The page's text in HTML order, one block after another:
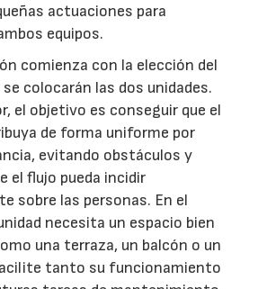
actuaciones para
equipos.
comienza con la elección del
colocarán las dos unidades.
el objetivo es conseguir que el
de forma uniforme por
evitando obstáculos y
el flujo pueda incidir
sobre las personas. En el
necesita un espacio bien
una terraza, un balcón o un
tanto su funcionamiento